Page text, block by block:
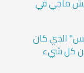
الذي كان
من كل شيء